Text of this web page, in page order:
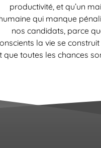
productivité, et qu’un
qui manque
nos candidats, parce
la vie se
que toutes les chances